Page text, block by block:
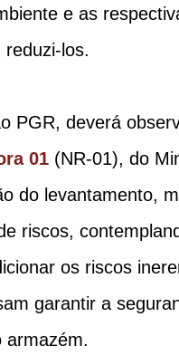
e as
los.
PGR, deverá
01 (NR-01), do
do levantamento,
riscos,
os riscos
garantir a
armazém.